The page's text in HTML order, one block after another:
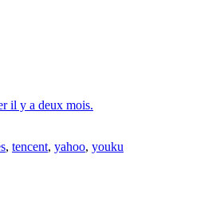
il y a deux mois.
, tencent, yahoo, youku